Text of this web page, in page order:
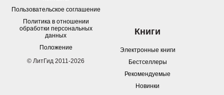
Пользовательское соглашение
Политика в отношении
обработки персональных
данных
Положение
© ЛитГид 2011-2026
Книги
Электронные книги
Бестселлеры
Рекомендуемые
Новинки